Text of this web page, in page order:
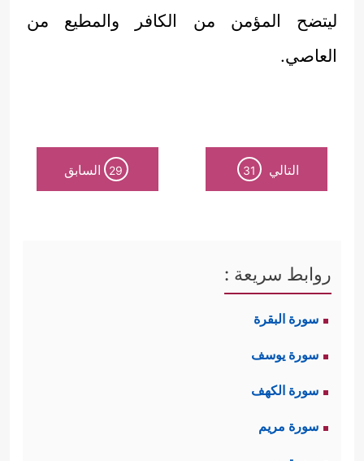
ليتضح المؤمن من الكافر والمطيع من
العاصي.
التالي 31
29 السابق
روابط سريعة :
سورة البقرة
سورة يوسف
سورة الكهف
سورة مريم